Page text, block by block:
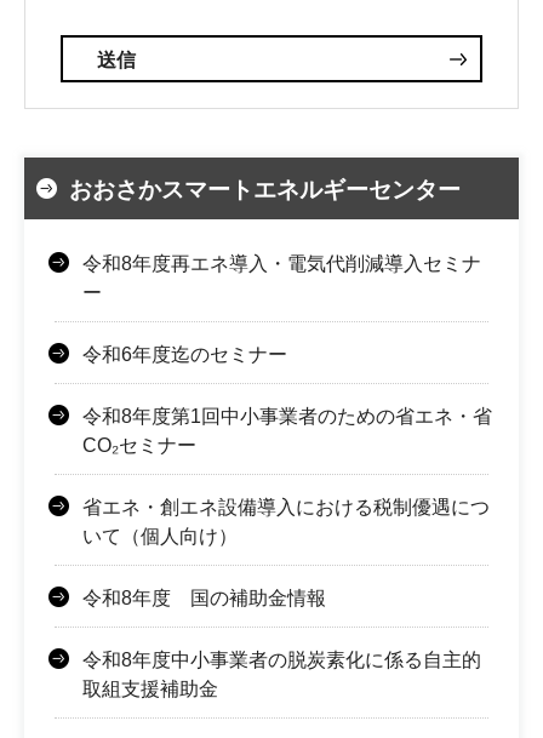
おおさかスマートエネルギーセンター
令和8年度再エネ導入・電気代削減導入セミナ
ー
令和6年度迄のセミナー
令和8年度第1回中小事業者のための省エネ・省
CO₂セミナー
省エネ・創エネ設備導入における税制優遇につ
いて（個人向け）
令和8年度 国の補助金情報
令和8年度中小事業者の脱炭素化に係る自主的
取組支援補助金